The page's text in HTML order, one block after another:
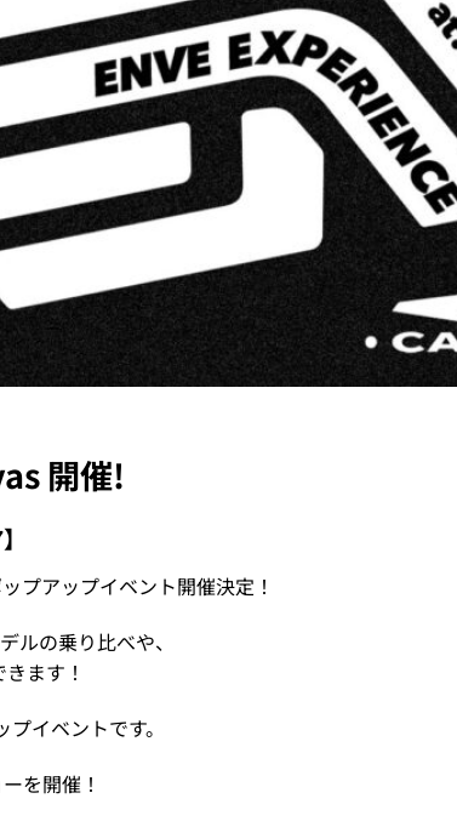
開催!
プアップイベント開催決定！
ルの乗り比べや、
ます！
イベントです。
を開催！